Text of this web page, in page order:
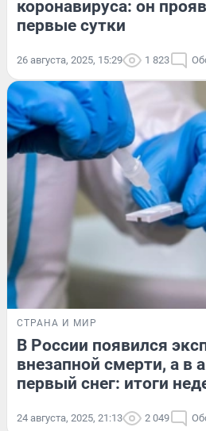
коронавируса: он
первые сутки
26 августа, 2025, 15:29 1 823
СТРАНА И МИР
В России появился
внезапной смерти, а в
первый снег: итоги
24 августа, 2025, 21:13 2 049